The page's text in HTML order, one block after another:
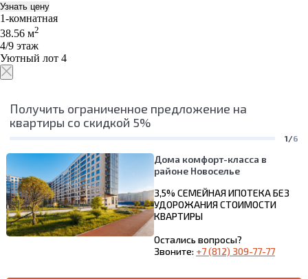
Узнать цену
1-комнатная
38.56 м2
4/9 этаж
Уютный лот 4
Получить ограниченное предложение на
квартиры со скидкой 5%
1/6
Дома комфорт-класса в
районе Новоселье
3,5% СЕМЕЙНАЯ ИПОТЕКА БЕЗ
УДОРОЖАНИЯ СТОИМОСТИ
КВАРТИРЫ
Остались вопросы?
Звоните: +7 (812) 309-77-77